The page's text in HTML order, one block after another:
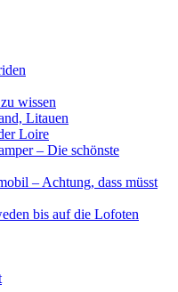
wissen
Litauen
Loire
– Die schönste
– Achtung, dass müsst
bis auf die Lofoten